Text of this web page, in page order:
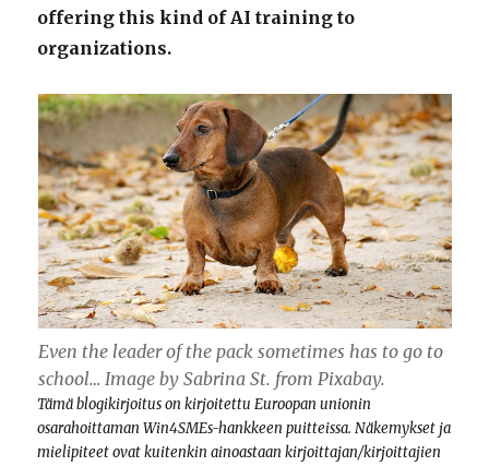
offering this kind of AI training to
organizations.
Even the leader of the pack sometimes has to go to
school… Image by Sabrina St. from Pixabay.
Tämä blogikirjoitus on kirjoitettu Euroopan unionin
osarahoittaman Win4SMEs-hankkeen puitteissa. Näkemykset ja
mielipiteet ovat kuitenkin ainoastaan ​​kirjoittajan/kirjoittajien